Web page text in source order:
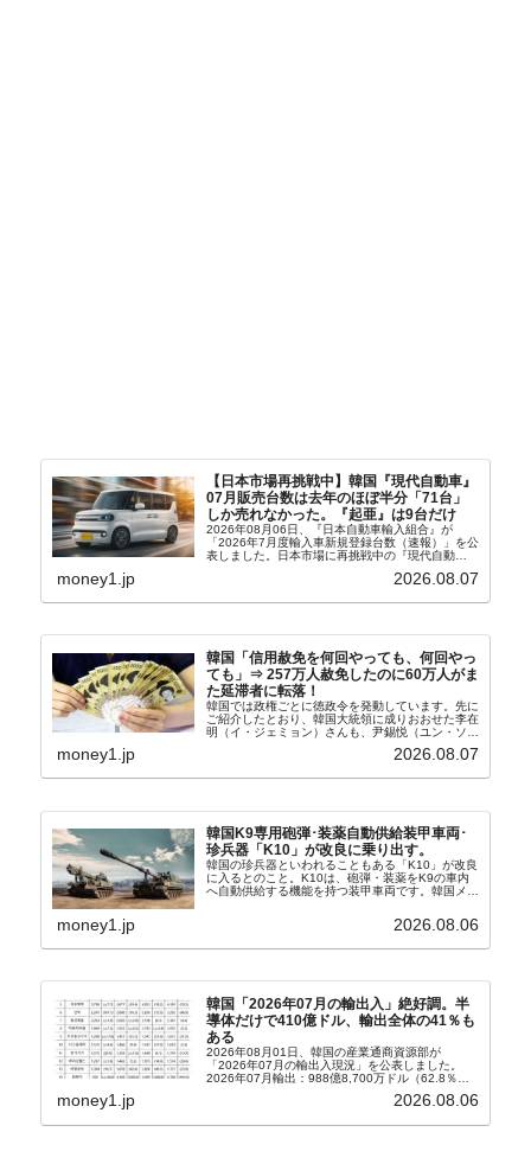
【日本市場再挑戦中】韓国『現代自動車』
07月販売台数は去年のほぼ半分「71台」
しか売れなかった。『起亜』は9台だけ
2026年08月06日、『日本自動車輸入組合』が
「2026年7月度輸入車新規登録台数（速報）」を公
表しました。日本市場に再挑戦中の『現代自動
台数はこの中に捉えられているはずです。先月から
money1.jp 2026.08.07
韓国「信用赦免を何回やっても、何回やっ
ても」⇒ 257万人赦免したのに60万人がま
た延滞者に転落！
韓国では政権ごとに徳政令を発動しています。先に
ご紹介したとおり、韓国大統領に成りおおせた李在
明（イ・ジェミョン）さんも、尹錫悦（ユン・ソギ
バンクにして不良債権の買い取りを行い、分割償還
money1.jp 2026.08.07
韓国K9専用砲弾･装薬自動供給装甲車両･
珍兵器「K10」が改良に乗り出す。
韓国の珍兵器といわれることもある「K10」が改良
に入るとのこと。K10は、砲弾・装薬をK9の車内
へ自動供給する機能を持つ装甲車両です。韓国メデ
から以下に一部を引きます。2005年に初めて...
money1.jp 2026.08.06
韓国「2026年07月の輸出入」絶好調。半
導体だけで410億ドル、輸出全体の41％も
ある
2026年08月01日、韓国の産業通商資源部が
「2026年07月の輸出入現況」を公表しました。
2026年07月輸出：988億8,700万ドル（62.8％）
money1.jp 2026.08.06